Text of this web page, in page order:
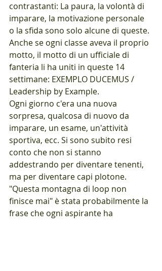
contrastanti: La paura, la volontà di
imparare, la motivazione personale
o la sfida sono solo alcune di queste.
Anche se ogni classe aveva il proprio
motto, il motto di un ufficiale di
fanteria li ha uniti in queste 14
settimane: EXEMPLO DUCEMUS /
Leadership by Example.
Ogni giorno c'era una nuova
sorpresa, qualcosa di nuovo da
imparare, un esame, un'attività
sportiva, ecc. Si sono subito resi
conto che non si stanno
addestrando per diventare tenenti,
ma per diventare capi plotone.
"Questa montagna di loop non
finisce mai" è stata probabilmente la
frase che ogni aspirante ha